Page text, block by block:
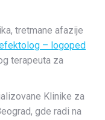
tretmane afazije
– logoped
terapeuta za
Klinike za
gde radi na